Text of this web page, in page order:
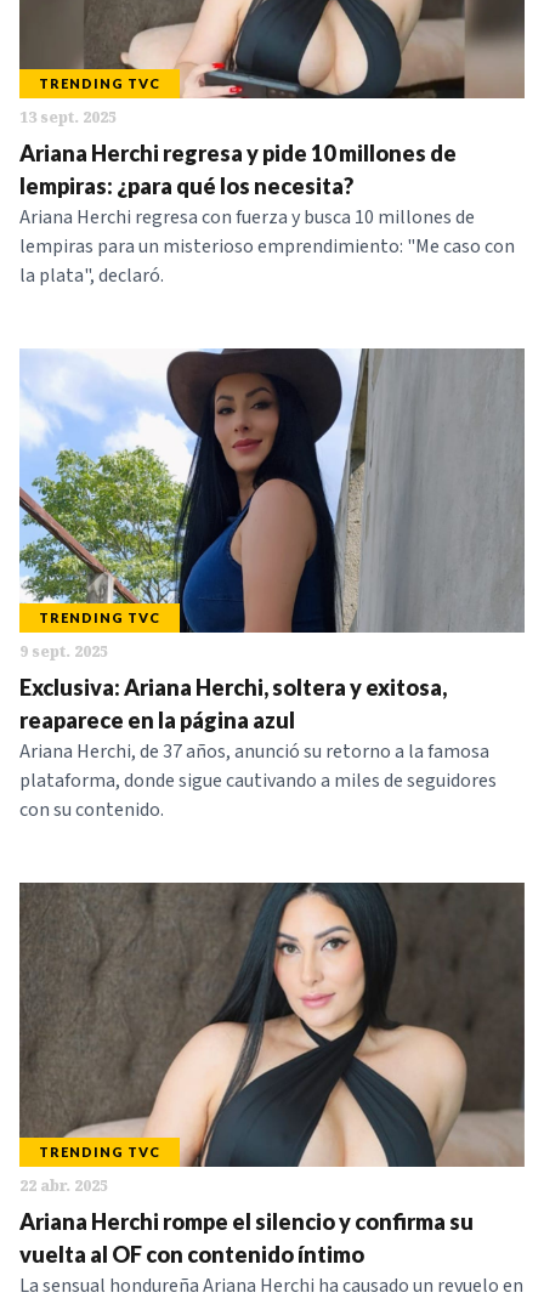
TRENDING TVC
13 sept. 2025
Ariana Herchi regresa y pide 10 millones de
lempiras: ¿para qué los necesita?
Ariana Herchi regresa con fuerza y busca 10 millones de
lempiras para un misterioso emprendimiento: "Me caso con
la plata", declaró.
TRENDING TVC
9 sept. 2025
Exclusiva: Ariana Herchi, soltera y exitosa,
reaparece en la página azul
Ariana Herchi, de 37 años, anunció su retorno a la famosa
plataforma, donde sigue cautivando a miles de seguidores
con su contenido.
TRENDING TVC
22 abr. 2025
Ariana Herchi rompe el silencio y confirma su
vuelta al OF con contenido íntimo
La sensual hondureña Ariana Herchi ha causado un revuelo en